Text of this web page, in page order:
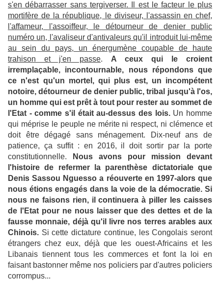
s'en débarrasser sans tergiverser. Il est le facteur le plus
mortifère de la république, le diviseur, l'assassin en chef,
l'affameur, l'assoiffeur, le détourneur de denier public
numéro un, l'avaliseur d'antivaleurs qu'il introduit lui-même
au sein du pays, un énergumène coupable de haute
trahison et j'en passe. A ceux qui le croient
irremplaçable, incontournable, nous répondons que
ce n'est qu'un mortel, qui plus est, un incompétent
notoire, détourneur de denier public, tribal jusqu'à l'os,
un homme qui est prêt à tout pour rester au sommet de
l'Etat - comme s'il était au-dessus des lois.Un homme
qui méprise le peuple ne mérite ni respect, ni clémence et
doit être dégagé sans ménagement. Dix-neuf ans de
patience, ça suffit : en 2016, il doit sortir par la porte
constitutionnelle.
Nous avons pour mission devant
l'histoire de refermer la parenthèse dictatoriale que
Denis Sassou Nguesso a réouverte en 1997-alors que
nous étions engagés dans la voie de la démocratie. Si
nous ne faisons rien, il continuera à piller les caisses
de l'Etat pour ne nous laisser que des dettes et de la
fausse monnaie, déjà qu'il livre nos terres arables aux
Chinois. Si cette dictature continue, les Congolais seront
étrangers chez eux, déjà que les ouest-Africains et les
Libanais tiennent tous les commerces et font la loi en
faisant bastonner même nos policiers par d'autres policiers
corrompus...